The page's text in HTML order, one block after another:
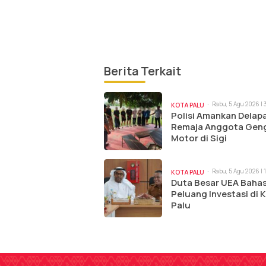
Berita Terkait
KOTA PALU Rabu, 5 Agu 2026 |
Polisi Amankan
Remaja Anggota
Motor di Sigi
KOTA PALU Rabu, 5 Agu 2026 |
Duta Besar UEA
Peluang Investasi di
Palu